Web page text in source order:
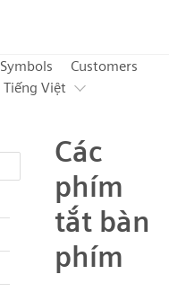
Symbols
Customers
Tiếng Việt
Các
phím
tắt bàn
phím